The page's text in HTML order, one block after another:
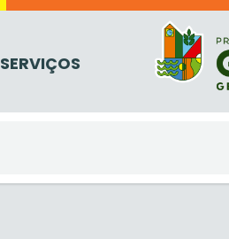
SERVIÇOS